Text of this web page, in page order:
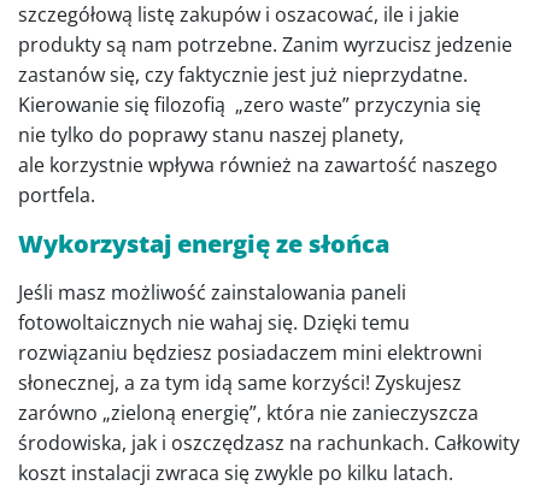
szczegółową listę zakupów i oszacować, ile i jakie
produkty są nam potrzebne. Zanim wyrzucisz jedzenie
zastanów się, czy faktycznie jest już nieprzydatne.
Kierowanie się filozofią „zero waste” przyczynia się
nie tylko do poprawy stanu naszej planety,
ale korzystnie wpływa również na zawartość naszego
portfela.
Wykorzystaj energię ze słońca
Jeśli masz możliwość zainstalowania paneli
fotowoltaicznych nie wahaj się. Dzięki temu
rozwiązaniu będziesz posiadaczem mini elektrowni
słonecznej, a za tym idą same korzyści! Zyskujesz
zarówno „zieloną energię”, która nie zanieczyszcza
środowiska, jak i oszczędzasz na rachunkach. Całkowity
koszt instalacji zwraca się zwykle po kilku latach.